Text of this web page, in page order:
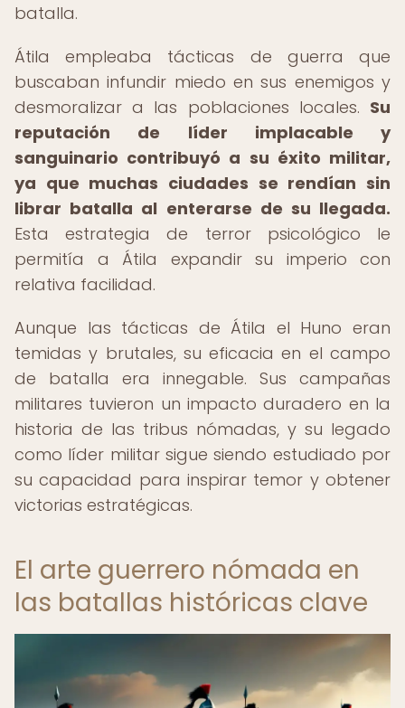
batalla.
Átila empleaba tácticas de guerra que
buscaban infundir miedo en sus enemigos y
desmoralizar a las poblaciones locales. Su
reputación de líder implacable y
sanguinario contribuyó a su éxito militar,
ya que muchas ciudades se rendían sin
librar batalla al enterarse de su llegada.
Esta estrategia de terror psicológico le
permitía a Átila expandir su imperio con
relativa facilidad.
Aunque las tácticas de Átila el Huno eran
temidas y brutales, su eficacia en el campo
de batalla era innegable. Sus campañas
militares tuvieron un impacto duradero en la
historia de las tribus nómadas, y su legado
como líder militar sigue siendo estudiado por
su capacidad para inspirar temor y obtener
victorias estratégicas.
El arte guerrero nómada en
las batallas históricas clave